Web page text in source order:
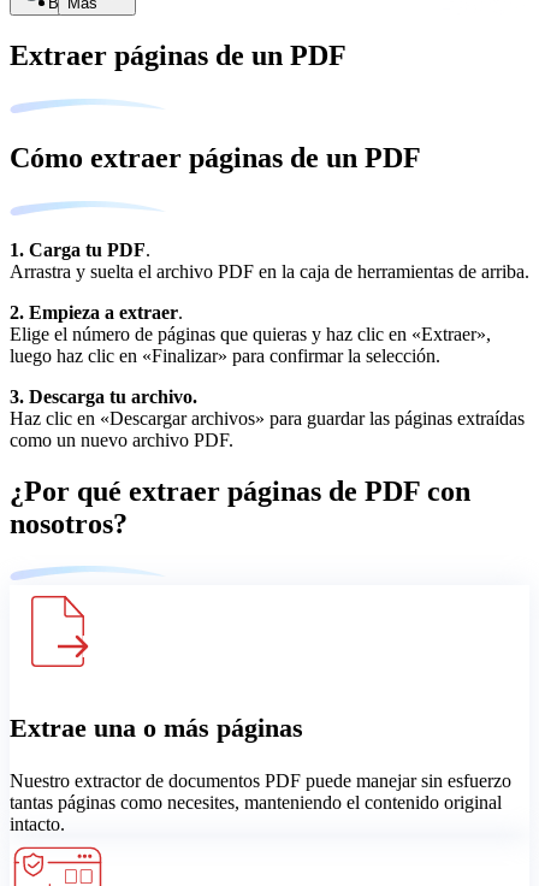
Extraer páginas de un PDF
Cómo extraer páginas de un PDF
1. Carga tu PDF.
Arrastra y suelta el archivo PDF en la caja de herramientas de arriba.
2. Empieza a extraer.
Elige el número de páginas que quieras y haz clic en «Extraer»,
luego haz clic en «Finalizar» para confirmar la selección.
3. Descarga tu archivo.
Haz clic en «Descargar archivos» para guardar las páginas extraídas
como un nuevo archivo PDF.
¿Por qué extraer páginas de PDF con
nosotros?
Extrae una o más páginas
Nuestro extractor de documentos PDF puede manejar sin esfuerzo
tantas páginas como necesites, manteniendo el contenido original
intacto.